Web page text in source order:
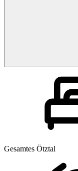
Gesamtes Ötztal